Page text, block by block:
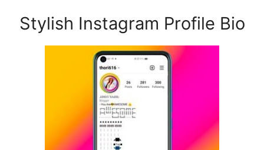
Stylish Instagram Profile Bio